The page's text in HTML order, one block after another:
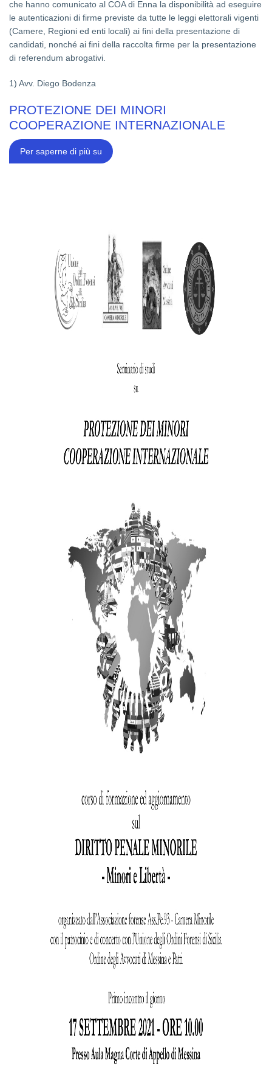
CANDIDATI
che hanno comunicato al COA di Enna la disponibilità ad eseguire
le autenticazioni di firme previste da tutte le leggi elettorali vigenti
(Camere, Regioni ed enti locali) ai fini della presentazione di
candidati, nonché ai fini della raccolta firme per la presentazione
di referendum abrogativi.
1) Avv. Diego Bodenza
PROTEZIONE DEI MINORI
COOPERAZIONE INTERNAZIONALE
Per saperne di più su PROTEZIONE
DEI
MINORI